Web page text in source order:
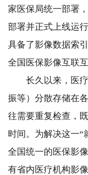
家医保局统一部署
部署并正式上线运
具备了影像数据索
全国医保影像互联
长久以来，医
振等）分散存储在
往需要重复检查，
时间。为解决这一“
全国统一的医保影
有省内医疗机构影